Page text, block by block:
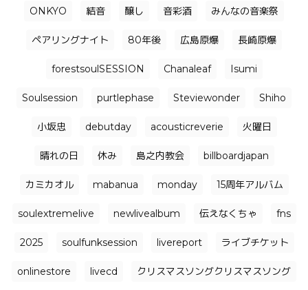
ONKYO 結音 醸し 音彩酒 みんなの音楽祭
ペアリングナイト 80年後 広島原爆 長崎原爆
forestsoulSESSION Chanaleaf Isumi
Soulsession purtlephase Steviewonder Shiho
小坂忠 debutday acousticreverie 火曜日
晴れの日 休み 島之内教会 billboardjapan
カミカオル mabanua monday 15周年アルバム
soulextremelive newlivealbum 伝えなくちゃ fns
2025 soulfunksession livereport ライブチケット
onlinestore livecd クリスマスソングクリスマスソング